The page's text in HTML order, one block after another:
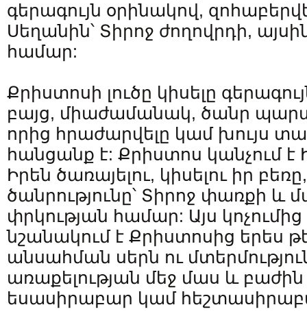
գերագույն օրինակով,
Սեղանին՝ Տիրոջ ժողովրդի,
համար:
Քրիստոսի լուծը կիսելը
բայց, միաժամանակ, ծանր
որից հրաժարվելը կամ խույս
հանցանք է: Քրիստոս կանչում է
Իրեն ծառայելու, կիսելու իր
ծանրությունը՝ Տիրոջ փառքի և
փրկության համար: Այս
նշանակում է Քրիստոսից երես
անսահման սերն ու
առաքելության մեջ մաս և բաժին
եսասիրաբար կամ